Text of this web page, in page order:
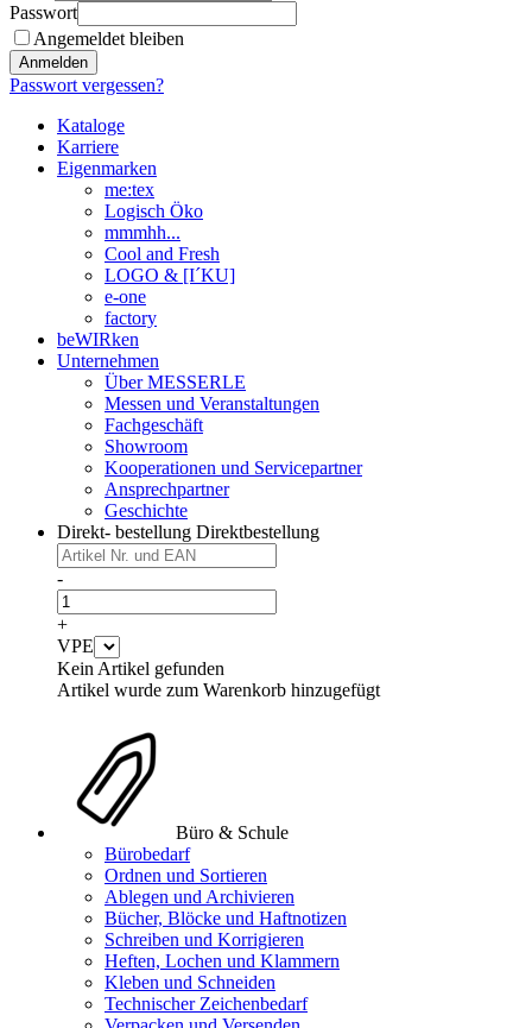
Passwort
Angemeldet bleiben
Anmelden
Passwort vergessen?
Kataloge
Karriere
Eigenmarken
me:tex
Logisch Öko
mmmhh...
Cool and Fresh
LOGO & [I´KU]
e-one
factory
beWIRken
Unternehmen
Über MESSERLE
Messen und Veranstaltungen
Fachgeschäft
Showroom
Kooperationen und Servicepartner
Ansprechpartner
Geschichte
Direkt- bestellung Direktbestellung
-
+
VPE
Kein Artikel gefunden
Artikel wurde zum Warenkorb hinzugefügt
Büro & Schule
Bürobedarf
Ordnen und Sortieren
Ablegen und Archivieren
Bücher, Blöcke und Haftnotizen
Schreiben und Korrigieren
Heften, Lochen und Klammern
Kleben und Schneiden
Technischer Zeichenbedarf